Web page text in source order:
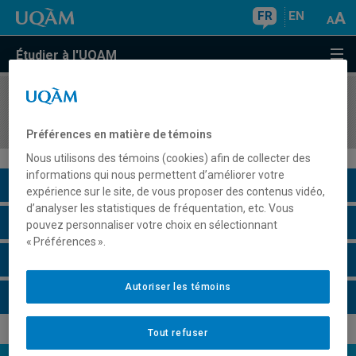
FR EN
Étudier à l'UQAM
COURS//
Description du cours
Horaire - Été 2026
Préférences en matière de témoins
Nous utilisons des témoins (cookies) afin de collecter des
informations qui nous permettent d’améliorer votre
expérience sur le site, de vous proposer des contenus vidéo,
d’analyser les statistiques de fréquentation, etc. Vous
pouvez personnaliser votre choix en sélectionnant
« Préférences ».
Tout refuser
Autoriser les témoins